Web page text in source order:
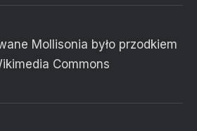
Mollisonia było przodkiem
Commons